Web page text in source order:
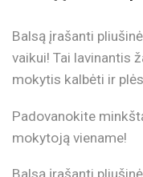
Balsą įrašanti
vaikui! Tai lavinantis
mokytis kalbėti ir
Padovanokite
mokytoją viename!